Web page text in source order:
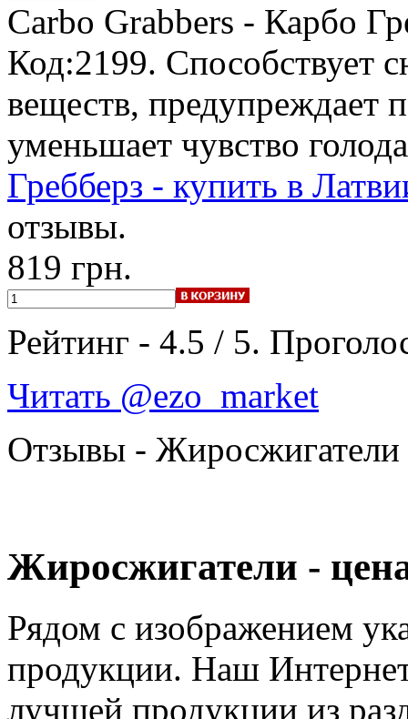
Carbo Grabbers - Карбо
Код:2199. Способствует
веществ, предупреждает
уменьшает чувство
Гребберз - купить в
отзывы.
819 грн.
Рейтинг - 4.5 / 5.
Читать @ezo_market
Отзывы - Жиросжигатели
Жиросжигатели -
Рядом с изображением
продукции. Наш
лучшей продукции из